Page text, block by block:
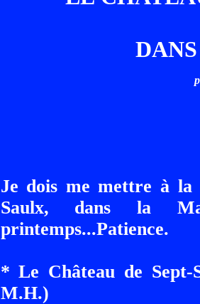
Je dois me mettre à la
Saulx, dans la
printemps...Patience.
* Le Château de Sept-
M.H.)